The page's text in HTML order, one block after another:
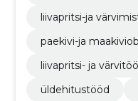
liivapritsi-ja
paekivi-ja
liivapritsi- ja
üldehitustööd